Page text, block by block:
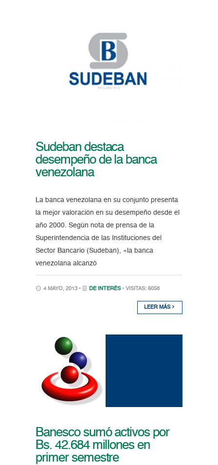
Sudeban destaca
desempeño de la banca
venezolana
La banca venezolana en su conjunto presenta
la mejor valoración en su desempeño desde el
año 2000. Según nota de prensa de la
Superintendencia de las Instituciones del
Sector Bancario (Sudeban), «la banca
venezolana alcanzó
4 MAYO, 2013 • DE INTERÉS • VISITAS: 6058
LEER MÁS
Banesco sumó activos por
Bs. 42.684 millones en
primer semestre